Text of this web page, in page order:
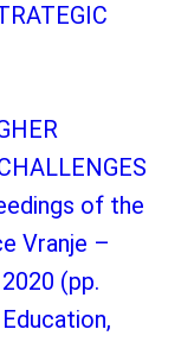
of the
Vranje –
(pp.